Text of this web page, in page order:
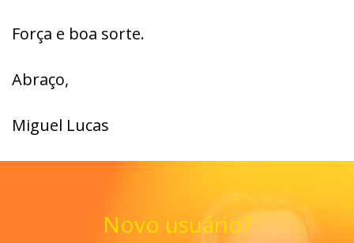
Força e boa sorte.
Abraço,
Miguel Lucas
Novo usuário?